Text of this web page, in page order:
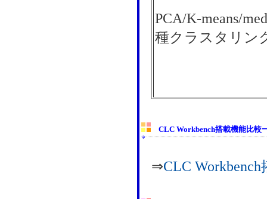
PCA/K-means/
種クラスタリン
CLC Workbench搭載機能比較
⇒CLC